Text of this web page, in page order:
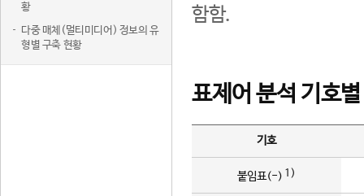
황
다중 매체(멀티미디어) 정보의 유
형별 구축 현황
함함.
표제어 분석 기호
기호
붙임표(-) 1)